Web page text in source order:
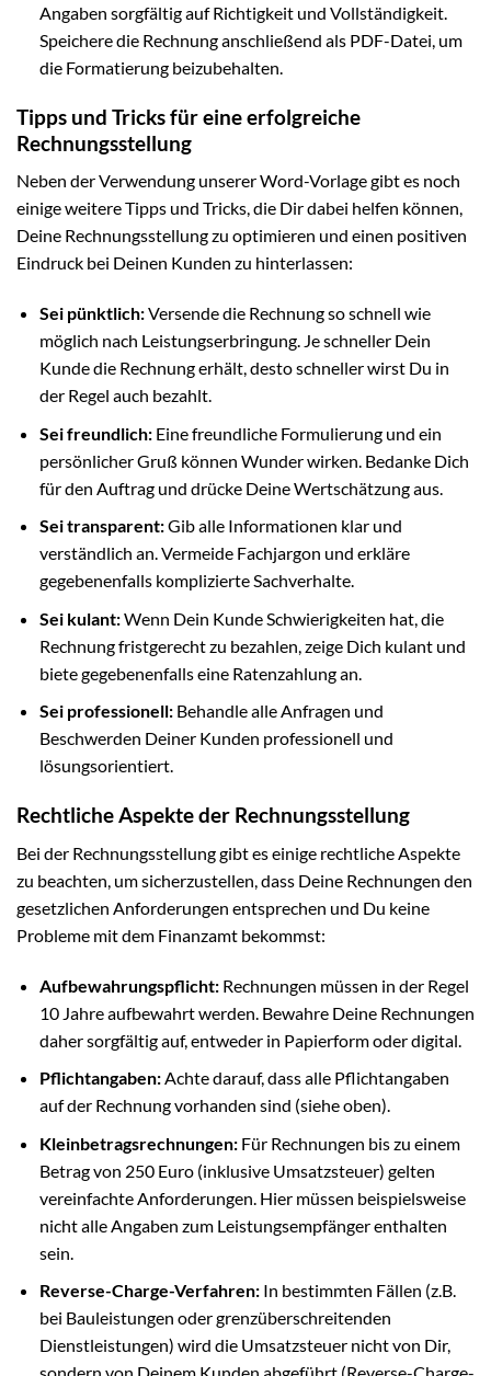
Angaben sorgfältig auf Richtigkeit und Vollständigkeit.
Speichere die Rechnung anschließend als PDF-Datei, um
die Formatierung beizubehalten.
Tipps und Tricks für eine erfolgreiche
Rechnungsstellung
Neben der Verwendung unserer Word-Vorlage gibt es noch
einige weitere Tipps und Tricks, die Dir dabei helfen können,
Deine Rechnungsstellung zu optimieren und einen positiven
Eindruck bei Deinen Kunden zu hinterlassen:
Sei pünktlich:Versende die Rechnung so schnell wie
möglich nach Leistungserbringung. Je schneller Dein
Kunde die Rechnung erhält, desto schneller wirst Du in
der Regel auch bezahlt.
Sei freundlich:Eine freundliche Formulierung und ein
persönlicher Gruß können Wunder wirken. Bedanke Dich
für den Auftrag und drücke Deine Wertschätzung aus.
Sei transparent:Gib alle Informationen klar und
verständlich an. Vermeide Fachjargon und erkläre
gegebenenfalls komplizierte Sachverhalte.
Sei kulant:Wenn Dein Kunde Schwierigkeiten hat, die
Rechnung fristgerecht zu bezahlen, zeige Dich kulant und
biete gegebenenfalls eine Ratenzahlung an.
Sei professionell:Behandle alle Anfragen und
Beschwerden Deiner Kunden professionell und
lösungsorientiert.
Rechtliche Aspekte der Rechnungsstellung
Bei der Rechnungsstellung gibt es einige rechtliche Aspekte
zu beachten, um sicherzustellen, dass Deine Rechnungen den
gesetzlichen Anforderungen entsprechen und Du keine
Probleme mit dem Finanzamt bekommst:
Aufbewahrungspflicht:Rechnungen müssen in der Regel
10 Jahre aufbewahrt werden. Bewahre Deine Rechnungen
daher sorgfältig auf, entweder in Papierform oder digital.
Pflichtangaben:Achte darauf, dass alle Pflichtangaben
auf der Rechnung vorhanden sind (siehe oben).
Kleinbetragsrechnungen:Für Rechnungen bis zu einem
Betrag von 250 Euro (inklusive Umsatzsteuer) gelten
vereinfachte Anforderungen. Hier müssen beispielsweise
nicht alle Angaben zum Leistungsempfänger enthalten
sein.
Reverse-Charge-Verfahren:In bestimmten Fällen (z.B.
bei Bauleistungen oder grenzüberschreitenden
Dienstleistungen) wird die Umsatzsteuer nicht von Dir,